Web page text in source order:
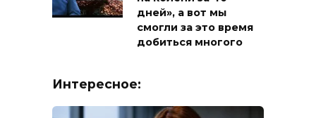
дней», а вот мы
смогли за это время
добиться многого
Интересное: